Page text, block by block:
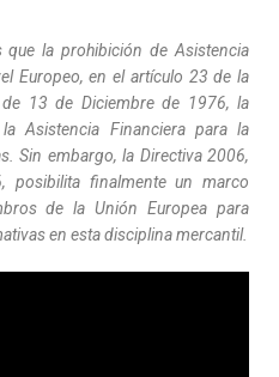
la prohibición de Asistencia
Europeo, en el artículo 23 de la
13 de Diciembre de 1976, la
Asistencia Financiera para la
Sin embargo, la Directiva 2006,
posibilita finalmente un marco
de la Unión Europea para
en esta disciplina mercantil.